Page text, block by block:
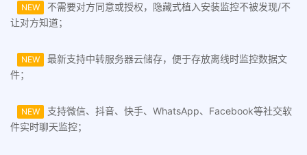
NEW
不需要对方同意或授权，隐藏式植入安装监控不被发现/不
让对方知道；
NEW
最新支持中转服务器云储存，便于存放离线时监控数据文
件；
NEW
支持微信、抖音、快手、WhatsApp、Facebook等社交软
件实时聊天监控；